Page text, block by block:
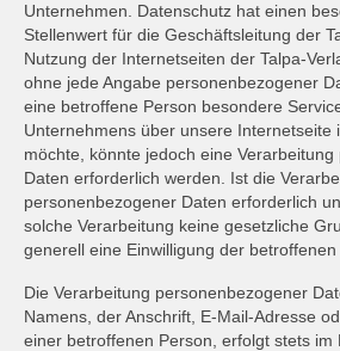
Dies & Das
Impressum
AGB
Widerrufsrecht
Mein Account
Unternehmen. Datenschutz hat einen
Stellenwert für die Geschäftsleitung der
Nutzung der Internetseiten der Talpa-
ohne jede Angabe personenbezogener
eine betroffene Person besondere
Unternehmens über unsere Internetseite
möchte, könnte jedoch eine
Daten erforderlich werden. Ist die
personenbezogener Daten erforderlich
solche Verarbeitung keine gesetzliche
generell eine Einwilligung der betroffenen
Die Verarbeitung personenbezogener
Namens, der Anschrift, E-Mail-Adresse
einer betroffenen Person, erfolgt stets im